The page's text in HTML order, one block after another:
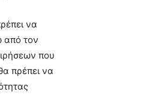
να
από τον
που
πρέπει να